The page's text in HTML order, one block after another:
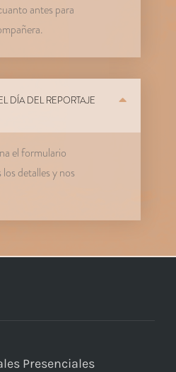
antes para
DÍA DEL REPORTAJE
el formulario
detalles y nos
Presenciales